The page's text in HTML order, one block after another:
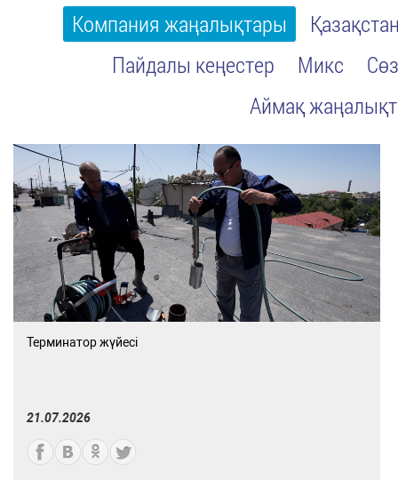
Компания жаңалықтары
Пайдалы кеңестер
Микс
Аймақ
Терминатор жүйесі
21.07.2026